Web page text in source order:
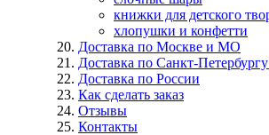
книжки для детского
хлопушки и конфетти
Доставка по Москве и МО
Доставка по Санкт-
Доставка по России
Как сделать заказ
Отзывы
Контакты